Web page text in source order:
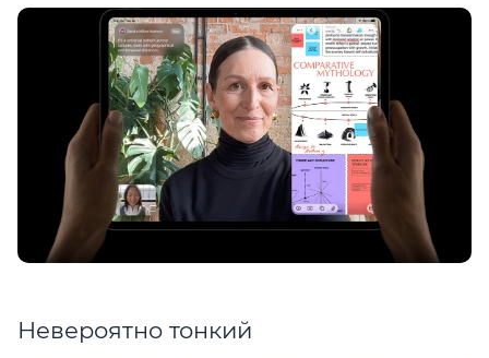
Невероятно тонкий